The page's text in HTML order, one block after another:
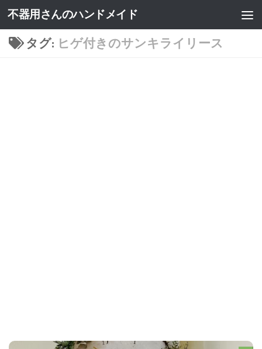
不器用さんのハンドメイド
タグ: ヒゲ付きのサンキライリース